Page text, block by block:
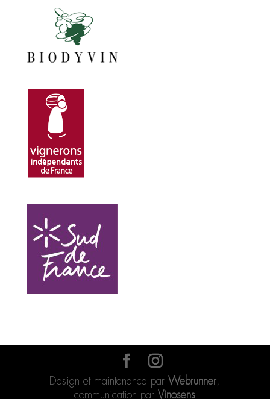
Design et maintenance par Webrunner,
communication parVinosens